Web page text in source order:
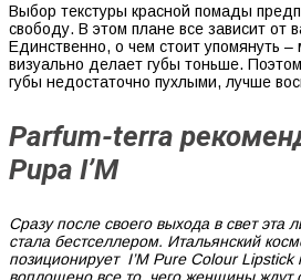
Выбор текстуры красной помады
свободу. В этом плане все зависит от
Единственно, о чем стоит упомянуть
визуально делает губы тоньше.
губы недостаточно пухлыми, лучше
Parfum-terra
Pupa I’M
Сразу после своего выхода в свет эта
стала бестселлером. Итальянский
позиционирует I’M Pure Colour Lipstick
воплощено все то, чего женщины ждут